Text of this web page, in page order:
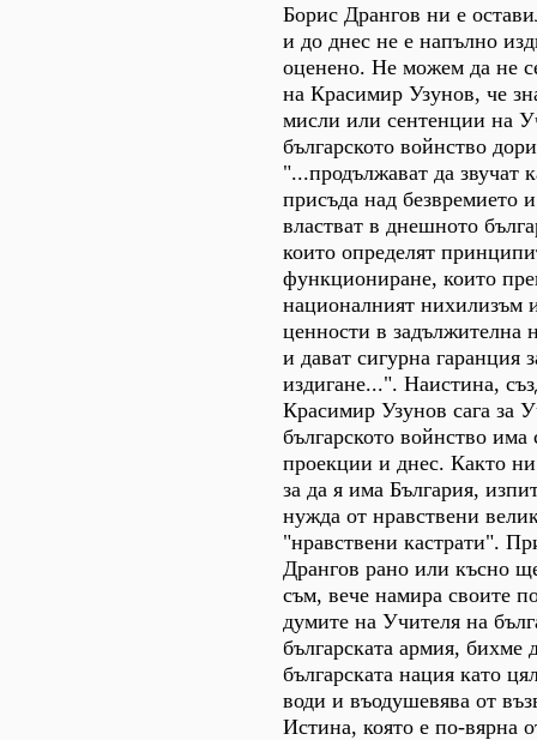
Борис Дрангов ни е
и до днес не е напълно
оценено. Не можем да не
на Красимир Узунов, че
мисли или сентенции на
българското войнство
"...продължават да звучат
присъда над безвремието
властват в днешното
които определят
функциониране, които
националният нихилизъм
ценности в задължителна
и дават сигурна гаранция
издигане...". Наистина,
Красимир Узунов сага за
българското войнство
проекции и днес. Както
за да я има България,
нужда от нравствени
"нравствени кастрати".
Дрангов рано или късно
съм, вече намира своите
думите на Учителя на
българската армия, бихме
българската нация като
води и въодушевява от
Истина, която е по-вярна